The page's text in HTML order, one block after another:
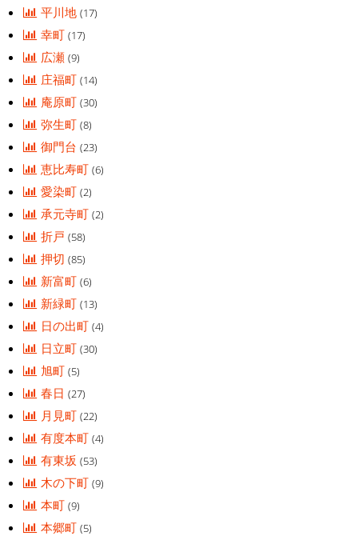
平川地(17)
幸町(17)
広瀬(9)
庄福町(14)
庵原町(30)
弥生町(8)
御門台(23)
恵比寿町(6)
愛染町(2)
承元寺町(2)
折戸(58)
押切(85)
新富町(6)
新緑町(13)
日の出町(4)
日立町(30)
旭町(5)
春日(27)
月見町(22)
有度本町(4)
有東坂(53)
木の下町(9)
本町(9)
本郷町(5)